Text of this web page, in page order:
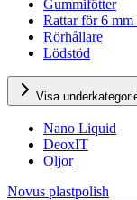
Gummifötter
Rattar för 6 mm
Rörhållare
Lödstöd
Visa
Nano Liquid
DeoxIT
Oljor
Novus plastpolish